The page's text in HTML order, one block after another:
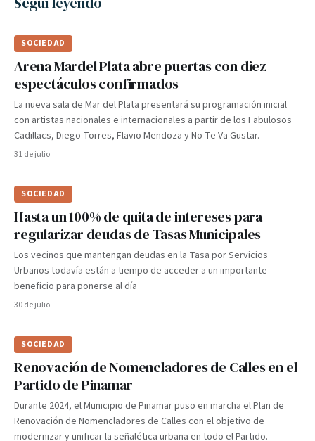
SOCIEDAD
Arena Mardel Plata abre puertas con diez
espectáculos confirmados
La nueva sala de Mar del Plata presentará su programación inicial
con artistas nacionales e internacionales a partir de los Fabulosos
Cadillacs, Diego Torres, Flavio Mendoza y No Te Va Gustar.
31 de julio
SOCIEDAD
Hasta un 100% de quita de intereses para
regularizar deudas de Tasas Municipales
Los vecinos que mantengan deudas en la Tasa por Servicios
Urbanos todavía están a tiempo de acceder a un importante
beneficio para ponerse al día
30 de julio
SOCIEDAD
Renovación de Nomencladores de Calles en el
Partido de Pinamar
Durante 2024, el Municipio de Pinamar puso en marcha el Plan de
Renovación de Nomencladores de Calles con el objetivo de
modernizar y unificar la señalética urbana en todo el Partido.